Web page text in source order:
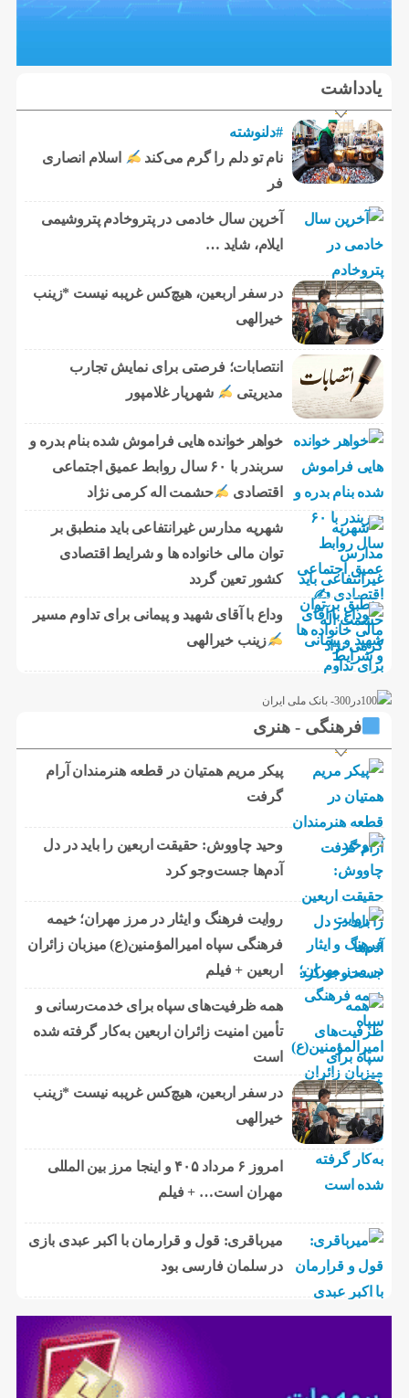
یادداشت
#دلنوشته
نام تو دلم را گرم می‌کند
اسلام انصاری
فر
آخرین سال خادمی در پتروخادم پتروشیمی
ایلام، شاید …
در سفر اربعین، هیچ‌کس غریبه نیست *زینب
خیرالهی
انتصابات؛ فرصتی برای نمایش تجارب
مدیریتی
شهریار غلامپور
خواهر خوانده هایی فراموش شده بنام بدره و
سربندر با ۶۰ سال روابط عمیق اجتماعی
اقتصادی
حشمت اله کرمی نژاد
شهریه مدارس غیرانتفاعی باید منطبق بر
توان مالی خانواده ها و شرایط اقتصادی
کشور تعین گردد
وداع با آقای شهید و پیمانی برای تداوم مسیر
زینب خیرالهی
فرهنگی - هنری
پیکر مریم همتیان در قطعه هنرمندان آرام
گرفت
وحید چاووش: حقیقت اربعین را باید در دل
آدم‌ها جست‌وجو کرد
روایت فرهنگ و ایثار در مرز مهران؛ خیمه
فرهنگی سپاه امیرالمؤمنین(ع) میزبان زائران
اربعین + فیلم
همه ظرفیت‌های سپاه برای خدمت‌رسانی و
تأمین امنیت زائران اربعین به‌کار گرفته شده
است
در سفر اربعین، هیچ‌کس غریبه نیست *زینب
خیرالهی
امروز ۶ مرداد ۴۰۵ و اینجا مرز بین المللی
مهران است… + فیلم
میرباقری: قول و قرارمان با اکبر عبدی بازی
در سلمان فارسی بود